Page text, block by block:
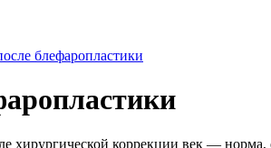
блефаропластики
хирургической коррекции век — норма,